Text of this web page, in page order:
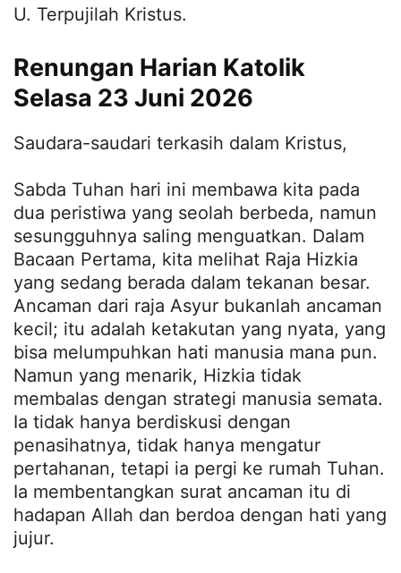
U. Terpujilah Kristus.
Renungan Harian Katolik
Selasa 23 Juni 2026
Saudara-saudari terkasih dalam Kristus,
Sabda Tuhan hari ini membawa kita pada
dua peristiwa yang seolah berbeda, namun
sesungguhnya saling menguatkan. Dalam
Bacaan Pertama, kita melihat Raja Hizkia
yang sedang berada dalam tekanan besar.
Ancaman dari raja Asyur bukanlah ancaman
kecil; itu adalah ketakutan yang nyata, yang
bisa melumpuhkan hati manusia mana pun.
Namun yang menarik, Hizkia tidak
membalas dengan strategi manusia semata.
Ia tidak hanya berdiskusi dengan
penasihatnya, tidak hanya mengatur
pertahanan, tetapi ia pergi ke rumah Tuhan.
Ia membentangkan surat ancaman itu di
hadapan Allah dan berdoa dengan hati yang
jujur.